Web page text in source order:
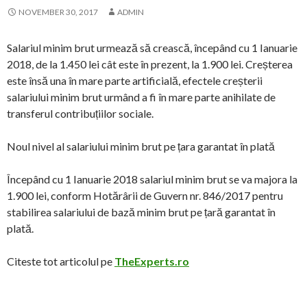
NOVEMBER 30, 2017 ADMIN
Salariul minim brut urmează să crească, începând cu 1 Ianuarie
2018, de la 1.450 lei cât este în prezent, la 1.900 lei. Creșterea
este însă una în mare parte artificială, efectele creșterii
salariului minim brut urmând a fi în mare parte anihilate de
transferul contribuțiilor sociale.
Noul nivel al salariului minim brut pe țara garantat în plată
Începând cu 1 Ianuarie 2018 salariul minim brut se va majora la
1.900 lei, conform Hotărârii de Guvern nr. 846/2017 pentru
stabilirea salariului de bază minim brut pe țară garantat în
plată.
Citeste tot articolul pe TheExperts.ro